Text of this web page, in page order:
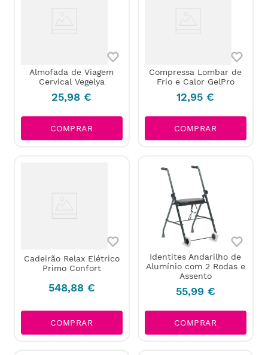
Almofada de Viagem
Cervical Vegelya
25,98 €
COMPRAR
Compressa Lombar de
Frio e Calor GelPro
12,95 €
COMPRAR
Cadeirão Relax Elétrico
Primo Confort
548,88 €
COMPRAR
Identites Andarilho de
Alumínio com 2 Rodas e
Assento
55,99 €
COMPRAR